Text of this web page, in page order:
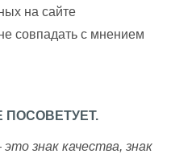
на сайте
совпадать с мнением
ПОСОВЕТУЕТ.
знак качества, знак